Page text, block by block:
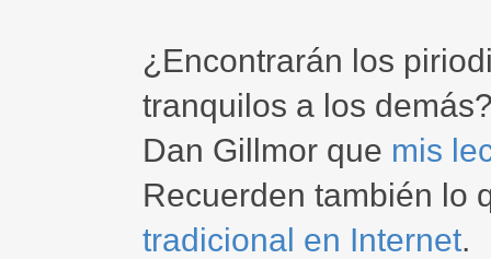
¿Encontrarán los
tranquilos a los
Dan Gillmor que mis
Recuerden también lo
tradicional en Internet.